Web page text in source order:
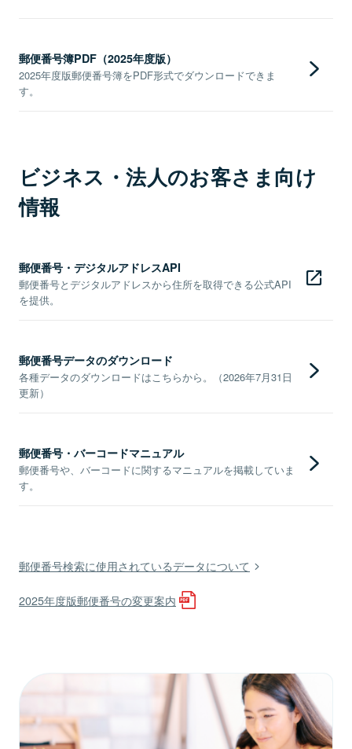
郵便番号簿PDF（2025年度版）
2025年度版郵便番号簿をPDF形式でダウンロードできま
す。
ビジネス・法人のお客さま向け
情報
郵便番号・デジタルアドレスAPI
郵便番号とデジタルアドレスから住所を取得できる公式API
を提供。
郵便番号データのダウンロード
各種データのダウンロードはこちらから。（2026年7月31日
更新）
郵便番号・バーコードマニュアル
郵便番号や、バーコードに関するマニュアルを掲載していま
す。
郵便番号検索に使用されているデータについて
2025年度版郵便番号の変更案内